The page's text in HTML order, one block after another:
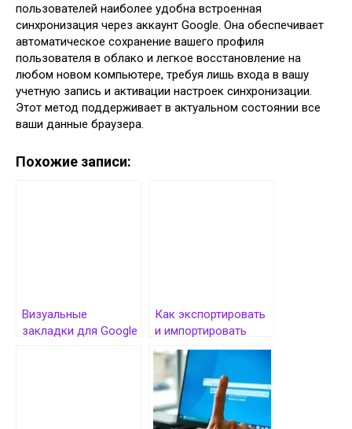
пользователей наиболее удобна встроенная
синхронизация через аккаунт Google. Она обеспечивает
автоматическое сохранение вашего профиля
пользователя в облако и легкое восстановление на
любом новом компьютере, требуя лишь входа в вашу
учетную запись и активации настроек синхронизации.
Этот метод поддерживает в актуальном состоянии все
ваши данные браузера.
Похожие записи:
Визуальные
закладки для Google
Как экспортировать
и импортировать
закладки в Chrome